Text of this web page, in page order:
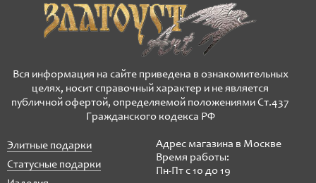
Вся информация на сайте приведена в ознакомительных
целях, носит справочный характер и не является
публичной офертой, определяемой положениями Ст.437
Гражданского кодекса РФ
Элитные подарки
Статусные подарки
Адрес магазина в Москве
Время работы:
Пн-Пт с 10 до 19